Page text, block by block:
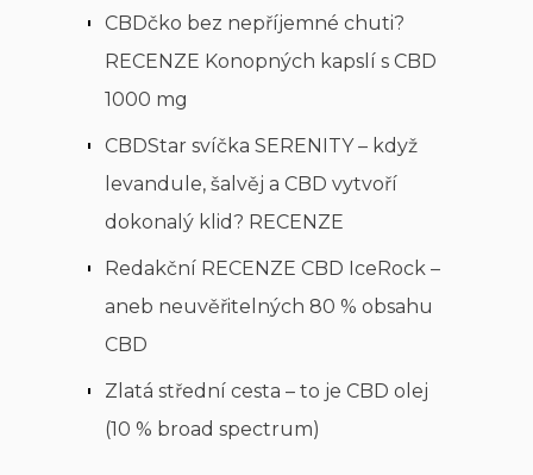
CBDčko bez nepříjemné chuti?
RECENZE Konopných kapslí s CBD
1000 mg
CBDStar svíčka SERENITY – když
levandule, šalvěj a CBD vytvoří
dokonalý klid? RECENZE
Redakční RECENZE CBD IceRock –
aneb neuvěřitelných 80 % obsahu
CBD
Zlatá střední cesta – to je CBD olej
(10 % broad spectrum)